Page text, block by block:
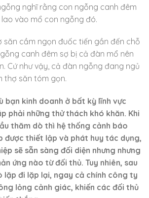
nghĩ rằng con ngỗng canh đêm
lao vào mổ con ngỗng đó.
săn cầm ngọn đuốc tiến gần đến chỗ
canh đêm sợ bị cả đàn mổ nên
Cứ như vậy, cả đàn ngỗng đang ngủ
thợ săn tóm gọn.
bạn kinh doanh ở bất kỳ lĩnh vực
phải những thử thách khó khăn. Khi
thăm dò thì hệ thống cảnh báo
được thiết lập và phát huy tác dụng,
sẽ sẵn sàng đối diện nhưng nhưng
ứng nào từ đối thủ. Tuy nhiên, sau
lặp đi lặp lại, ngay cả chính công ty
lỏng cảnh giác, khiến các đối thủ